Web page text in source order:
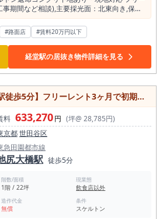
期間など相談),主要採光⾯：北東向き,保証
部屋,⼟⽇・祝⽇利⽤可,電動シャッター,⽕
）
#路面店 #賃料20万円以下
経堂駅の居抜き物件詳細を見る
【世田谷区・池尻大橋駅徒歩5分】フリーレント3ヶ月で初期費用軽減！飲食可スケルトン店舗
料 633,270円 (坪@ 28,785円)
京都世田谷区
急田園都市線
尻大橋駅 徒歩5分
階数/面積
1階 / 22坪
現業態
飲食店以外
造作代金
無償
条件
スケルトン